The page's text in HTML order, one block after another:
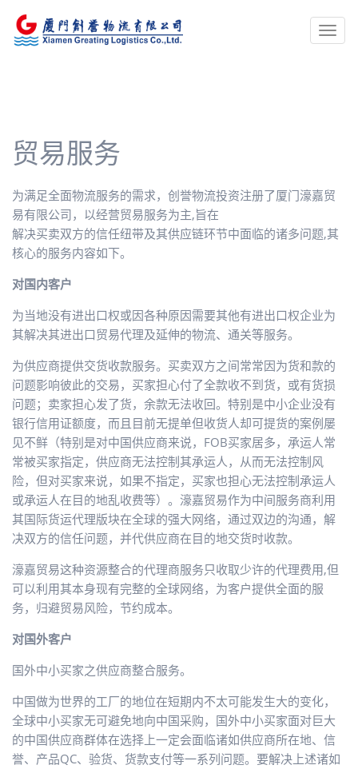
贸易服务
为满足全面物流服务的需求，创誉物流投资注册了厦门濠嘉贸
易有限公司，以经营贸易服务为主,旨在
解决买卖双方的信任纽带及其供应链环节中面临的诸多问题,其
核心的服务内容如下。
对国内客户
为当地没有进出口权或因各种原因需要其他有进出口权企业为
其解决其进出口贸易代理及延伸的物流、通关等服务。
为供应商提供交货收款服务。买卖双方之间常常因为货和款的
问题影响彼此的交易，买家担心付了全款收不到货，或有货损
问题；卖家担心发了货，余款无法收回。特别是中小企业没有
银行信用证额度，而且目前无提单但收货人却可提货的案例屡
见不鲜（特别是对中国供应商来说，FOB买家居多，承运人常
常被买家指定，供应商无法控制其承运人，从而无法控制风
险，但对买家来说，如果不指定，买家也担心无法控制承运人
或承运人在目的地乱收费等）。濠嘉贸易作为中间服务商利用
其国际货运代理版块在全球的强大网络，通过双边的沟通，解
决双方的信任问题，并代供应商在目的地交货时收款。
濠嘉贸易这种资源整合的代理商服务只收取少许的代理费用,但
可以利用其本身现有完整的全球网络，为客户提供全面的服
务，归避贸易风险，节约成本。
对国外客户
国外中小买家之供应商整合服务。
中国做为世界的工厂的地位在短期内不太可能发生大的变化，
全球中小买家无可避免地向中国采购，国外中小买家面对巨大
的中国供应商群体在选择上一定会面临诸如供应商所在地、信
誉、产品QC、验货、货款支付等一系列问题。要解决上述诸如